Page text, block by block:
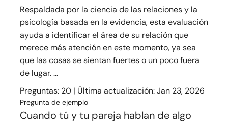
Respaldada por la ciencia de las relaciones y la
psicología basada en la evidencia, esta evaluación
ayuda a identificar el área de su relación que
merece más atención en este momento, ya sea
que las cosas se sientan fuertes o un poco fuera
de lugar. ...
Preguntas: 20 | Última actualización: Jan 23, 2026
Pregunta de ejemplo
Cuando tú y tu pareja hablan de algo